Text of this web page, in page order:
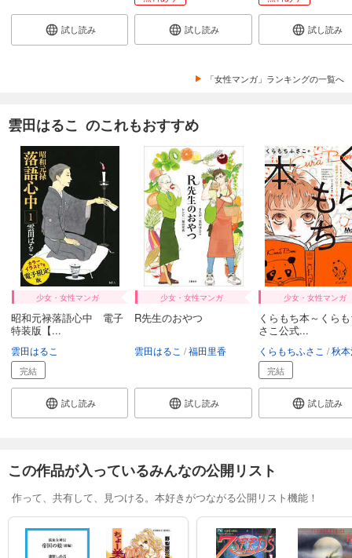
試し読み 試し読み 試し読み
「女性マンガ」ランキングの一覧へ
雲田はるこ のこれもおすすめ
少女・女性マンガ
昭和元禄落語心中 電子
特装版【...
雲田はるこ
完結
試し読み
少女・女性マンガ
R先生のおやつ
雲田はるこ 福田里香
試し読み
少女・女性マンガ
くらもち本～くら
さこ公式...
くらもちふさこ 秋
完結
試し読み
この作品が入っているみんなの公開リスト
作って、共有して、見つける。本好きがつながる公開リスト機能！